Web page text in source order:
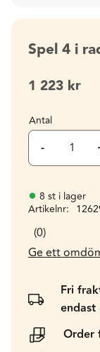
Spel 4 i
1 223 kr
Antal
-
8 st i lager
Artikelnr
0
Ge ett
Fri
endast
Order